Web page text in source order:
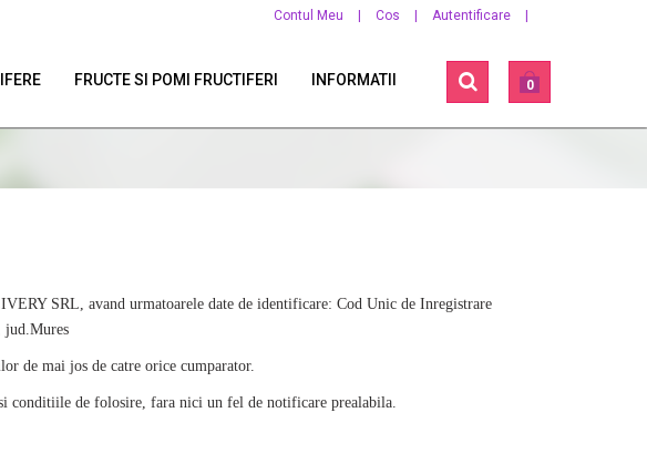
Contul Meu Cos Autentificare
FRUCTE SI POMI FRUCTIFERI INFORMATII 0
SRL, avand urmatoarele date de identificare: Cod Unic de Inregistrare
jud.Mures
de mai jos de catre orice cumparator.
conditiile de folosire, fara nici un fel de notificare prealabila.